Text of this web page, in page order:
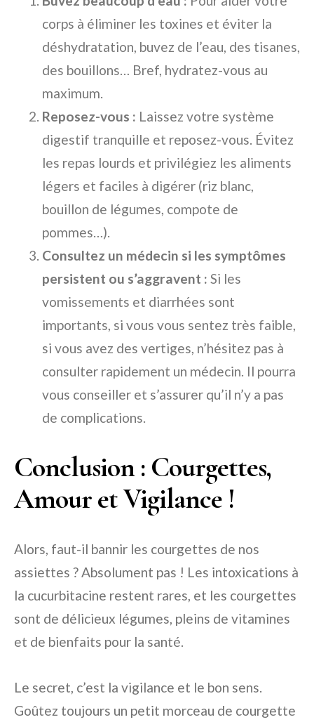
corps à éliminer les toxines et éviter la
déshydratation, buvez de l’eau, des tisanes,
des bouillons… Bref, hydratez-vous au
maximum.
Reposez-vous : Laissez votre système
digestif tranquille et reposez-vous. Évitez
les repas lourds et privilégiez les aliments
légers et faciles à digérer (riz blanc,
bouillon de légumes, compote de
pommes…).
Consultez un médecin si les symptômes
persistent ou s’aggravent : Si les
vomissements et diarrhées sont
importants, si vous vous sentez très faible,
si vous avez des vertiges, n’hésitez pas à
consulter rapidement un médecin. Il pourra
vous conseiller et s’assurer qu’il n’y a pas
de complications.
Conclusion : Courgettes,
Amour et Vigilance !
Alors, faut-il bannir les courgettes de nos
assiettes ? Absolument pas ! Les intoxications à
la cucurbitacine restent rares, et les courgettes
sont de délicieux légumes, pleins de vitamines
et de bienfaits pour la santé.
Le secret, c’est la vigilance et le bon sens.
Goûtez toujours un petit morceau de courgette